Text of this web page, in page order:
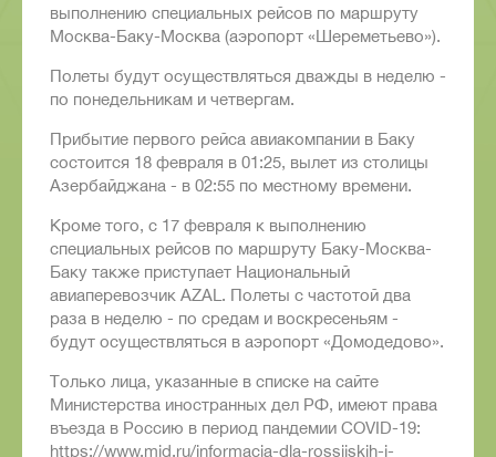
выполнению специальных рейсов по маршруту
Москва-Баку-Москва (аэропорт «Шереметьево»).
Полеты будут осуществляться дважды в неделю -
по понедельникам и четвергам.
Прибытие первого рейса авиакомпании в Баку
состоится 18 февраля в 01:25, вылет из столицы
Азербайджана - в 02:55 по местному времени.
Кроме того, с 17 февраля к выполнению
специальных рейсов по маршруту Баку-Москва-
Баку также приступает Национальный
авиаперевозчик AZAL. Полеты с частотой два
раза в неделю - по средам и воскресеньям -
будут осуществляться в аэропорт «Домодедово».
Только лица, указанные в списке на сайте
Министерства иностранных дел РФ, имеют права
въезда в Россию в период пандемии COVID-19:
https://www.mid.ru/informacia-dla-rossijskih-i-